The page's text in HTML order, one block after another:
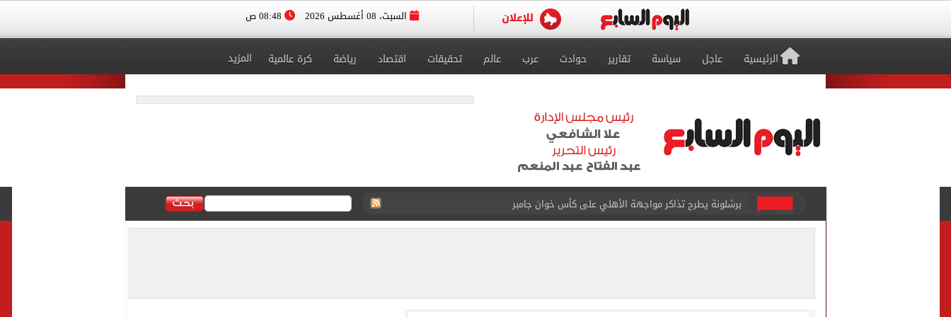
السبت، 08 أغسطس 2026
الرئيسية عاجل سياسة تقارير حوادث عرب عالم تحقيقات اقتصاد رياضة كرة عالمية المزيد
برشلونة يطرح تذاكر مواجهة الأهلي على كأس خوان جامبر
طرابزون سبور ينفي الحجز على مستحقات محمد صلاح
الأهلي ينهي مرانه الأول فى معسكر إسبانيا.. جلسة عموتة وفقرة بدنية.. صور